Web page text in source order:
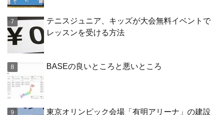
テニスジュニア、キッズが大会無料イベントで
レッスンを受ける方法
BASEの良いところと悪いところ
東京オリンピック会場「有明アリーナ」の建設